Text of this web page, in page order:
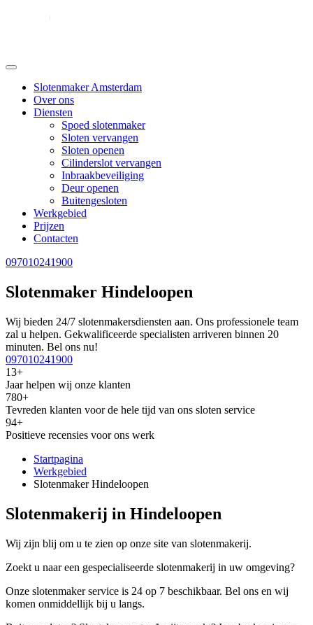
Slotenmaker Amsterdam
Over ons
Diensten
Spoed slotenmaker
Sloten vervangen
Sloten openen
Cilinderslot vervangen
Inbraakbeveiliging
Deur openen
Buitengesloten
Werkgebied
Prijzen
Contacten
097010241900
Slotenmaker Hindeloopen
Wij bieden 24/7 slotenmakersdiensten aan. Ons professionele team
zal u helpen. Gekwalificeerde specialisten arriveren binnen 20
minuten. Bel ons nu!
097010241900
13+
Jaar helpen wij onze klanten
780+
Tevreden klanten voor de hele tijd van ons sloten service
94+
Positieve recensies voor ons werk
Startpagina
Werkgebied
Slotenmaker Hindeloopen
Slotenmakerij in Hindeloopen
Wij zijn blij om u te zien op onze site van slotenmakerij.
Zoekt u naar een gespecialiseerde slotenmakerij in uw omgeving?
Onze slotenmaker service is 24 op 7 beschikbaar. Bel ons en wij
komen onmiddellijk bij u langs.